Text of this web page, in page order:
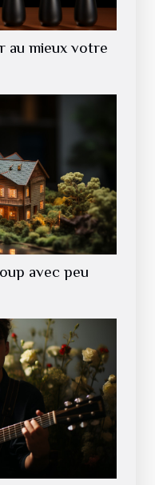
au mieux votre
avec peu